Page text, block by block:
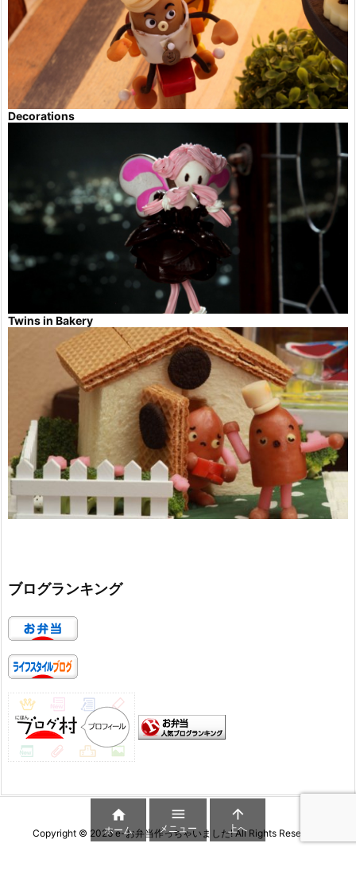
Decorations
Twins in Bakery
ブログランキング
Copyright © 2026 e-お弁当作っちゃいました!All Rights Reserved.

ホーム

メニュー

上へ